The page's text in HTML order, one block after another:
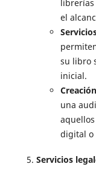
librerías
el
su libro
inicial.
una
digital o
Servicios